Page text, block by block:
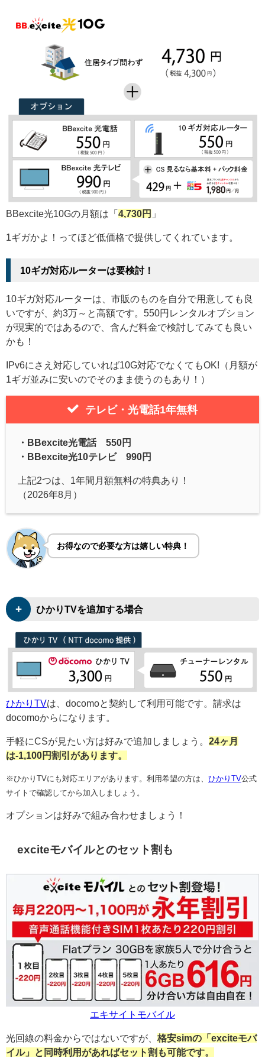
BBexcite光10Gの月額は「4,730円 」
1ギガかよ！ってほど低価格で提供してくれています。
10ギガ対応ルーターは要検討！
10ギガ対応ルーターは、市販のものを自分で用意しても良
いですが、約3万～と高額です。550円レンタルオプション
が現実的ではあるので、含んだ料金で検討してみても良い
かも！
IPv6にさえ対応していれば10G対応でなくてもOK!（月額が
1ギガ並みに安いのでそのまま使うのもあり！）
テレビ・光電話1年無料
・BBexcite光電話 550円
・BBexcite光10テレビ 990円
上記2つは、1年間月額無料の特典あり！
（2026年8月）
お得なので必要な方は嬉しい特典！
+ ひかりTVを追加する場合
ひかりTVは、docomoと契約して利用可能です。請求は
docomoからになります。
手軽にCSが見たい方は好みで追加しましょう。 24ヶ月
は-1,100円割引があります。
※ひかりTVにも対応エリアがあります。利用希望の方は、 ひかりTV公式
サイトで確認してから加入しましょう。
オプションは好みで組み合わせましょう！
exciteモバイルとのセット割も
エキサイトモバイル
光回線の料金からではないですが、 格安simの「exciteモバ
イル」と同時利用があればセット割も可能です。